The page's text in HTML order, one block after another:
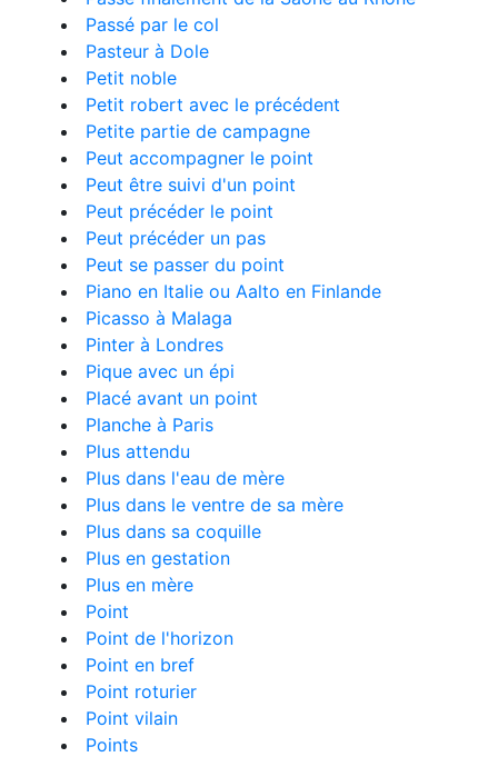
Passé par le col
Pasteur à Dole
Petit noble
Petit robert avec le précédent
Petite partie de campagne
Peut accompagner le point
Peut être suivi d'un point
Peut précéder le point
Peut précéder un pas
Peut se passer du point
Piano en Italie ou Aalto en Finlande
Picasso à Malaga
Pinter à Londres
Pique avec un épi
Placé avant un point
Planche à Paris
Plus attendu
Plus dans l'eau de mère
Plus dans le ventre de sa mère
Plus dans sa coquille
Plus en gestation
Plus en mère
Point
Point de l'horizon
Point en bref
Point roturier
Point vilain
Points